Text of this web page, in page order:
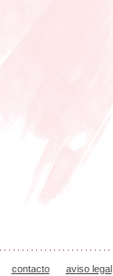
contacto aviso legal